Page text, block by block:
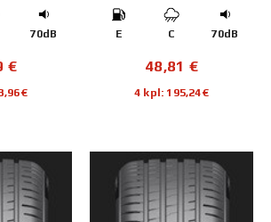
70dB
€
E C 70dB
48,81 €
4 kpl: 195,24€